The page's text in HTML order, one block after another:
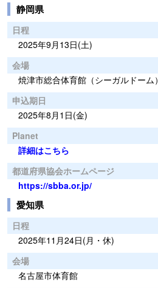
静岡県
日程
2025年9月13日(土)
会場
焼津市総合体育館（シーガルドーム）
申込期日
2025年8月1日(金)
Planet
詳細はこちら
都道府県協会ホームページ
https://sbba.or.jp/
愛知県
日程
2025年11月24日(月・休)
会場
名古屋市体育館